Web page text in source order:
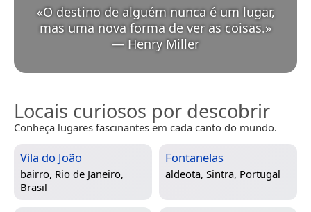
«O destino de alguém nunca é um lugar,
mas uma nova forma de ver as coisas.
— Henry Miller
Locais curiosos por descobrir
Conheça lugares fascinantes em cada canto do mundo.
Vila do João
bairro, Rio de Janeiro,
Brasil
Fontanelas
aldeota, Sintra, Portugal